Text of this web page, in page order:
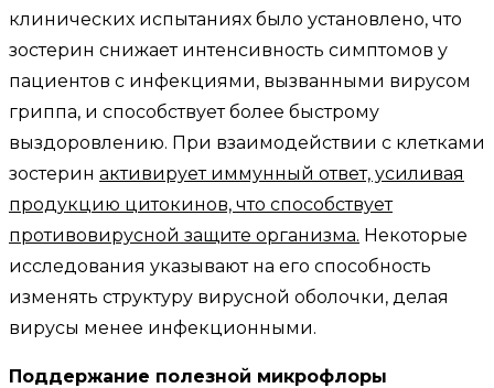
клинических испытаниях было установлено, что
зостерин снижает интенсивность симптомов у
пациентов с инфекциями, вызванными вирусом
гриппа, и способствует более быстрому
выздоровлению. При взаимодействии с клетками
зостерин активирует иммунный ответ, усиливая
продукцию цитокинов, что способствует
противовирусной защите организма. Некоторые
исследования указывают на его способность
изменять структуру вирусной оболочки, делая
вирусы менее инфекционными.
Поддержание полезной микрофлоры